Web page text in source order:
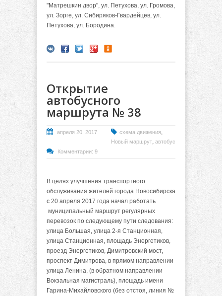
"Матрешкин двор", ул. Петухова, ул. Громова,
ул. Зорге, ул. Сибиряков-Гвардейцев, ул.
Петухова, ул. Бородина.
Открытие
автобусного
маршрута № 38
апреля 20, 2017 схема движения,
Новый маршрут, автобус
Комментарии: 9
В целях улучшения транспортного
обслуживания жителей города Новосибирска
с 20 апреля 2017 года начал работать
муниципальный маршрут регулярных
перевозок по следующему пути следования:
улица Большая, улица 2-я Станционная,
улица Станционная, площадь Энергетиков,
проезд Энергетиков, Димитровский мост,
проспект Димитрова, в прямом направлении
улица Ленина, (в обратном направлении
Вокзальная магистраль), площадь имени
Гарина-Михайловского (без отстоя, линия №